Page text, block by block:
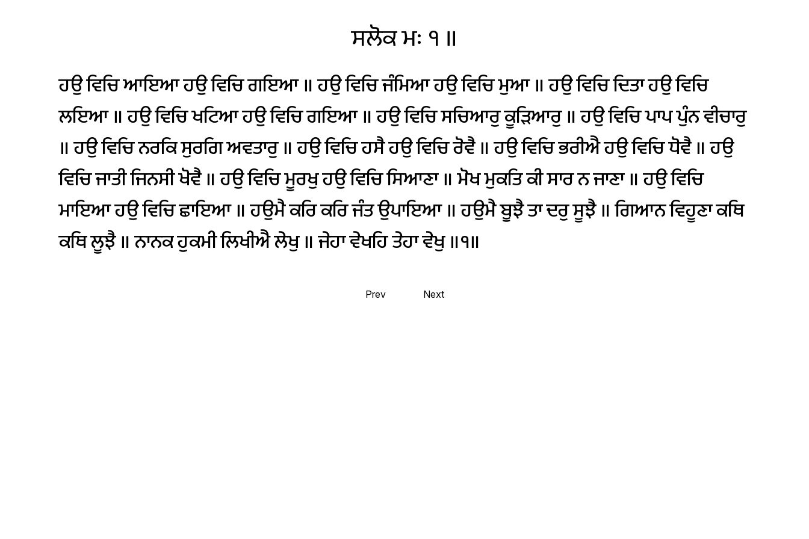
ਸਲੋਕਮਃ ੧ ॥
ਹਉਵਿਚਿਆਇਆਹਉਵਿਚਿਗਇਆ॥ਹਉਵਿਚਿਜੰਮਿਆਹਉਵਿਚਿਮੁਆ॥ਹਉਵਿਚਿਦਿਤਾਹਉਵਿਚਿ
ਲਇਆ॥ਹਉਵਿਚਿਖਟਿਆਹਉਵਿਚਿਗਇਆ॥ਹਉਵਿਚਿਸਚਿਆਰੁਕੂੜਿਆਰੁ॥ਹਉਵਿਚਿਪਾਪਪੁੰਨਵੀਚਾਰੁ
॥ਹਉਵਿਚਿਨਰਕਿਸੁਰਗਿਅਵਤਾਰੁ॥ਹਉਵਿਚਿਹਸੈਹਉਵਿਚਿਰੋਵੈ॥ਹਉਵਿਚਿਭਰੀਐਹਉਵਿਚਿਧੋਵੈ॥ਹਉ
ਵਿਚਿਜਾਤੀਜਿਨਸੀਖੋਵੈ॥ਹਉਵਿਚਿਮੂਰਖੁਹਉਵਿਚਿਸਿਆਣਾ॥ਮੋਖਮੁਕਤਿਕੀਸਾਰਨਜਾਣਾ॥ਹਉਵਿਚਿ
ਮਾਇਆਹਉਵਿਚਿਛਾਇਆ॥ਹਉਮੈਕਰਿਕਰਿਜੰਤਉਪਾਇਆ॥ਹਉਮੈਬੂਝੈਤਾਦਰੁਸੂਝੈ॥ਗਿਆਨਵਿਹੂਣਾਕਥਿ
ਕਥਿਲੂਝੈ॥ਨਾਨਕਹੁਕਮੀਲਿਖੀਐਲੇਖੁ॥ਜੇਹਾਵੇਖਹਿਤੇਹਾਵੇਖੁ॥੧॥
Prev Next